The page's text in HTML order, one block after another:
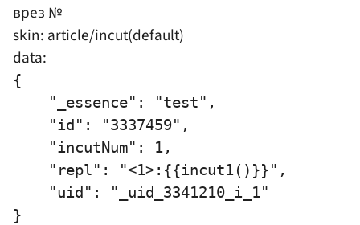
врез №
skin: article/incut(default)
data:
{
    "_essence": "test",
    "id": "3337459",
    "incutNum": 1,
    "repl": "<1>:{{incut1()}}",
    "uid": "_uid_3341210_i_1"